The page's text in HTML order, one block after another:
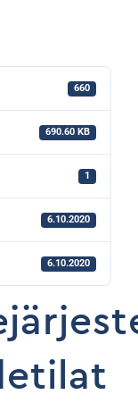
660
690.60 KB
1
6.10.2020
6.10.2020